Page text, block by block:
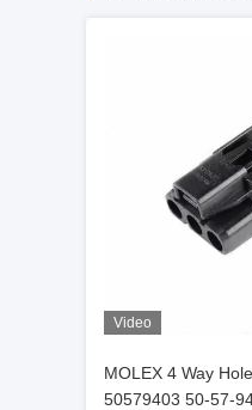
Video
MOLEX 4 Way
50579403 50-57-